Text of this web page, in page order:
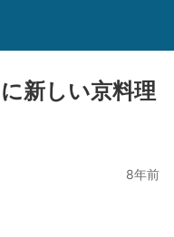
新しい京料理
8年前